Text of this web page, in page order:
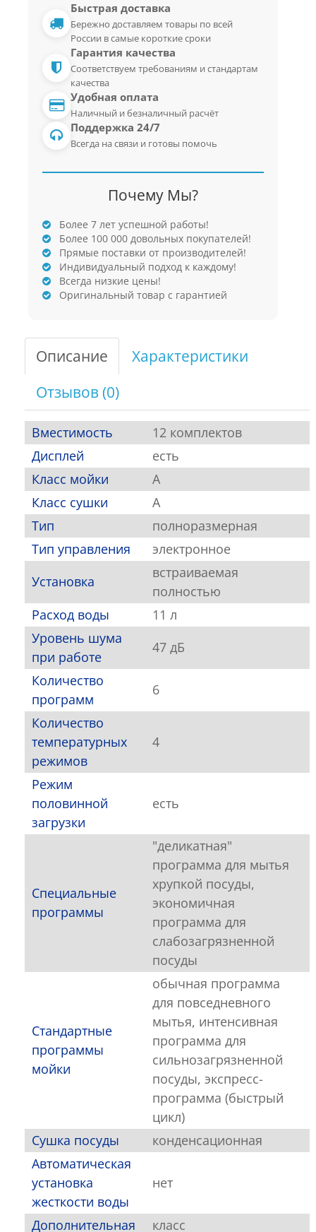
Быстрая доставка
Бережно доставляем товары по всей
России в самые короткие сроки
Гарантия качества
Соответствуем требованиям и стандартам
качества
Удобная оплата
Наличный и безналичный расчёт
Поддержка 24/7
Всегда на связи и готовы помочь
Почему Мы?
Более 7 лет успешной работы!
Более 100 000 довольных покупателей!
Прямые поставки от производителей!
Индивидуальный подход к каждому!
Всегда низкие цены!
Оригинальный товар с гарантией
Описание
Характеристики
Отзывов (0)
Вместимость
12 комплектов
Дисплей
есть
Класс мойки
A
Класс сушки
A
Тип
полноразмерная
Тип управления
электронное
Установка
встраиваемая
полностью
Расход воды
11 л
Уровень шума
при работе
47 дБ
Количество
программ
6
Количество
температурных
режимов
4
Режим
половинной
загрузки
есть
Специальные
программы
"деликатная"
программа для мытья
хрупкой посуды,
экономичная
программа для
слабозагрязненной
посуды
Стандартные
программы
мойки
обычная программа
для повседневного
мытья, интенсивная
программа для
сильнозагрязненной
посуды, экспресс-
программа (быстрый
цикл)
Сушка посуды
конденсационная
Автоматическая
установка
жесткости воды
нет
Дополнительная класс